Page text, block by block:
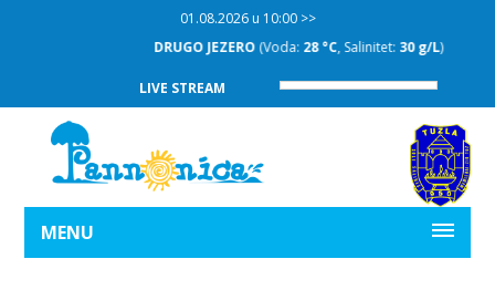
01.08.2026 u 10:00 >>
DRUGO JEZERO (Voda:28 °C, Salinitet:30 g/L)
LIVE STREAM
MENU